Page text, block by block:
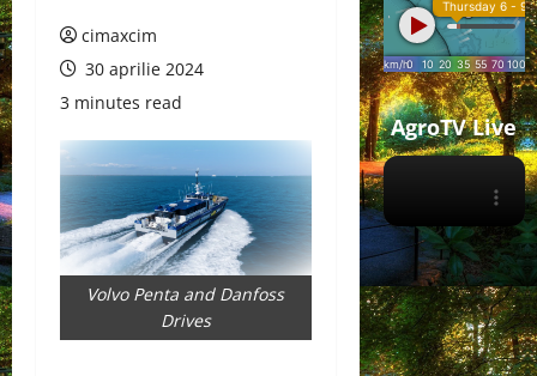
cimaxcim
30 aprilie 2024
3 minutes read
Volvo Penta and Danfoss
Drives
AgroTV Live